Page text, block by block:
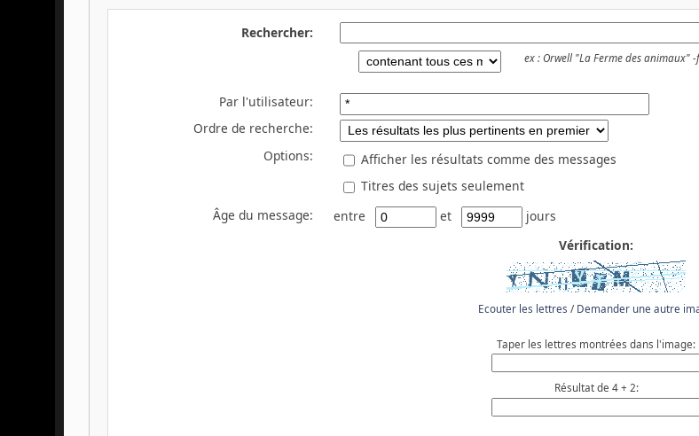
Rechercher:
ex :Orwell "La Ferme des animaux"
Par l'utilisateur:
Ordre de recherche:
Options:
Afficher les résultats comme des messages
Titres des sujets seulement
Âge du message:
entre et
jours
Vérification:
Ecouter les lettres / Demander une autre
Taper les lettres montrées dans l'image:
Résultat de 4 + 2: